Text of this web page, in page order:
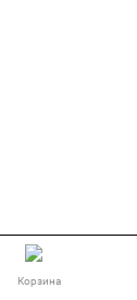
Корзина